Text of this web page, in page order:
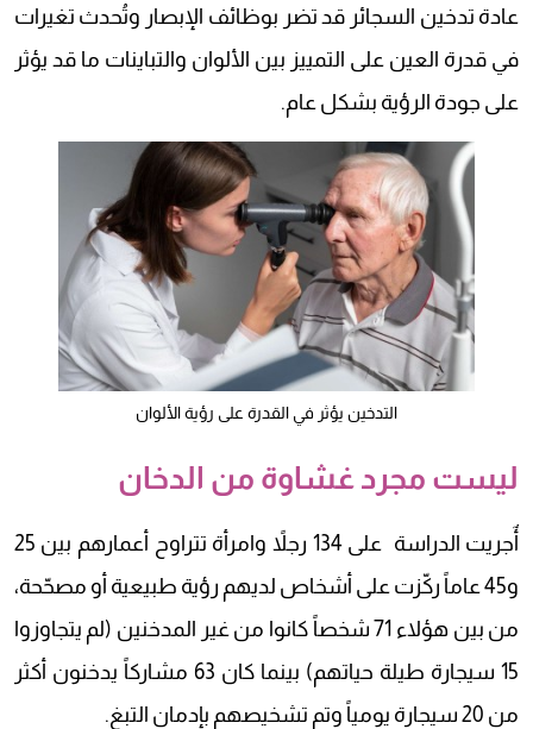
عادة تدخين السجائر قد تضر بوظائف الإبصار وتُحدث تغيرات
في قدرة العين على التمييز بين الألوان والتباينات ما قد يؤثر
على جودة الرؤية بشكل عام.
التدخين يؤثر في القدرة على رؤية الألوان
ليست مجرد غشاوة من الدخان
أٌجريت الدراسة على 134 رجلاً وامرأة تتراوح أعمارهم بين 25
و45 عاماً ركّزت على أشخاص لديهم رؤية طبيعية أو مصحّحة،
من بين هؤلاء 71 شخصاً كانوا من غير المدخنين (لم يتجاوزوا
15 سيجارة طيلة حياتهم) بينما كان 63 مشاركاً يدخنون أكثر
من 20 سيجارة يومياً وتم تشخيصهم بإدمان التبغ.